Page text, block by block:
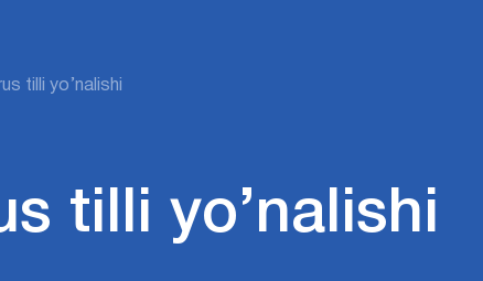
tilli yo’nalishi
tilli yo’nalishi